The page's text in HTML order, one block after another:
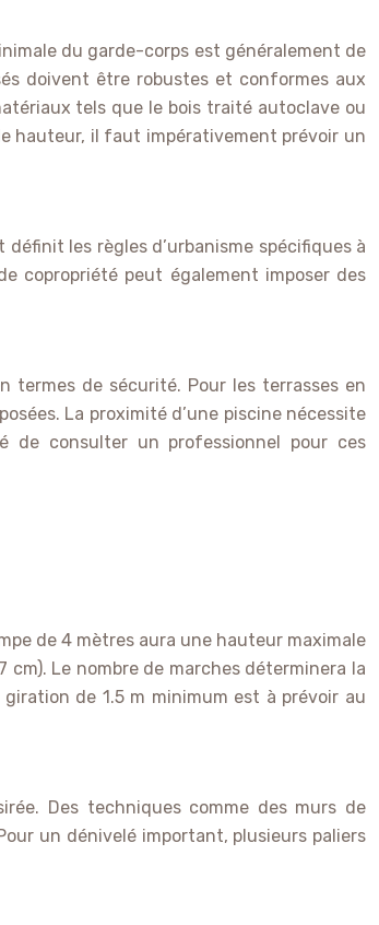
du garde-corps est généralement de
doivent être robustes et conformes aux
tels que le bois traité autoclave ou
hauteur, il faut impérativement prévoir un
les règles d’urbanisme spécifiques à
copropriété peut également imposer des
termes de sécurité. Pour les terrasses en
La proximité d’une piscine nécessite
de consulter un professionnel pour ces
de 4 mètres aura une hauteur maximale
Le nombre de marches déterminera la
de 1.5 m minimum est à prévoir au
Des techniques comme des murs de
un dénivelé important, plusieurs paliers